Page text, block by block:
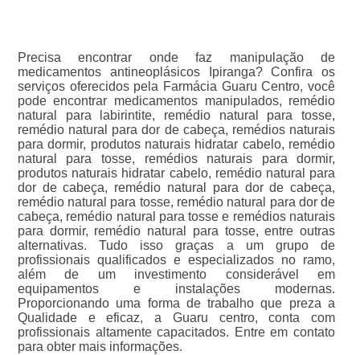
Precisa encontrar onde faz manipulação de
medicamentos antineoplásicos Ipiranga? Confira os
serviços oferecidos pela Farmácia Guaru Centro, você
pode encontrar medicamentos manipulados, remédio
natural para labirintite, remédio natural para tosse,
remédio natural para dor de cabeça, remédios naturais
para dormir, produtos naturais hidratar cabelo, remédio
natural para tosse, remédios naturais para dormir,
produtos naturais hidratar cabelo, remédio natural para
dor de cabeça, remédio natural para dor de cabeça,
remédio natural para tosse, remédio natural para dor de
cabeça, remédio natural para tosse e remédios naturais
para dormir, remédio natural para tosse, entre outras
alternativas. Tudo isso graças a um grupo de
profissionais qualificados e especializados no ramo,
além de um investimento considerável em
equipamentos e instalações modernas.
Proporcionando uma forma de trabalho que preza a
Qualidade e eficaz, a Guaru centro, conta com
profissionais altamente capacitados. Entre em contato
para obter mais informações.